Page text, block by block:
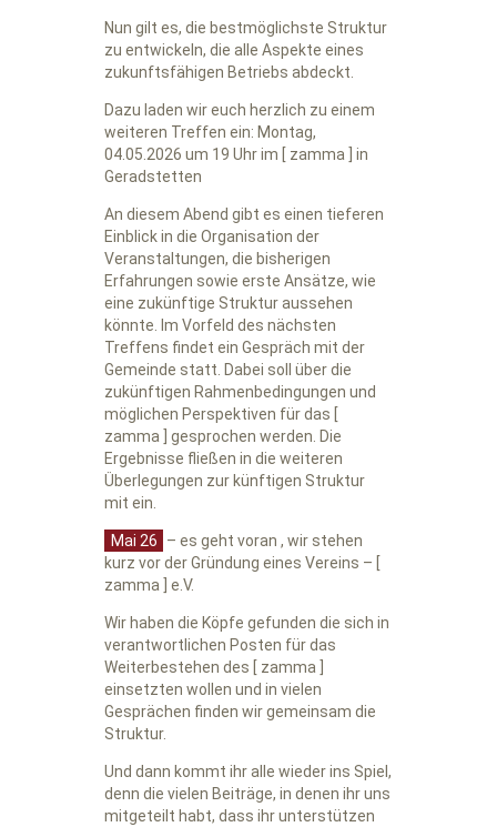
Nun gilt es, die bestmöglichste Struktur
zu entwickeln, die alle Aspekte eines
zukunftsfähigen Betriebs abdeckt.
Dazu laden wir euch herzlich zu einem
weiteren Treffen ein: Montag,
04.05.2026 um 19 Uhr im [ zamma ] in
Geradstetten
An diesem Abend gibt es einen tieferen
Einblick in die Organisation der
Veranstaltungen, die bisherigen
Erfahrungen sowie erste Ansätze, wie
eine zukünftige Struktur aussehen
könnte. Im Vorfeld des nächsten
Treffens findet ein Gespräch mit der
Gemeinde statt. Dabei soll über die
zukünftigen Rahmenbedingungen und
möglichen Perspektiven für das [
zamma ] gesprochen werden. Die
Ergebnisse fließen in die weiteren
Überlegungen zur künftigen Struktur
mit ein.
Mai 26
– es geht voran , wir stehen
kurz vor der Gründung eines Vereins – [
zamma ] e.V.
Wir haben die Köpfe gefunden die sich in
verantwortlichen Posten für das
Weiterbestehen des [ zamma ]
einsetzten wollen und in vielen
Gesprächen finden wir gemeinsam die
Struktur.
Und dann kommt ihr alle wieder ins Spiel,
denn die vielen Beiträge, in denen ihr uns
mitgeteilt habt, dass ihr unterstützen